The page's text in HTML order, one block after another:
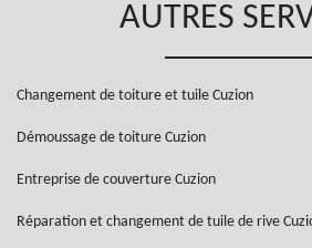
AUTRES
Changement de toiture et tuile Cuzion
Démoussage de toiture Cuzion
Entreprise de couverture Cuzion
Réparation et changement de tuile de rive